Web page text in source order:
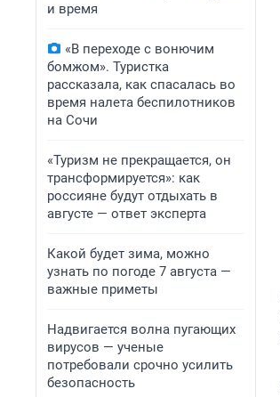
и время
«В переходе с вонючим
бомжом». Туристка
рассказала, как спасалась во
время налета беспилотников
на Сочи
«Туризм не прекращается, он
трансформируется»: как
россияне будут отдыхать в
августе — ответ эксперта
Какой будет зима, можно
узнать по погоде 7 августа —
важные приметы
Надвигается волна пугающих
вирусов — ученые
потребовали срочно усилить
безопасность